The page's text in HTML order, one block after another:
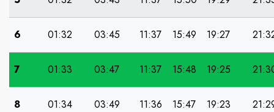
6 01:32 03:45 11:37 15:49 19:27
7 01:33 03:47 11:37 15:48 19:25
8 01:34 03:49 11:36 15:47 19:23